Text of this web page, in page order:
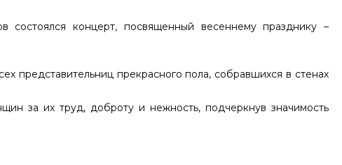
концерт, посвященный весеннему празднику –
представительниц прекрасного пола, собравшихся в стенах
за их труд, доброту и нежность, подчеркнув значимость